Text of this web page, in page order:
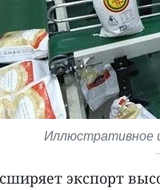
Иллюстративное
экспорт